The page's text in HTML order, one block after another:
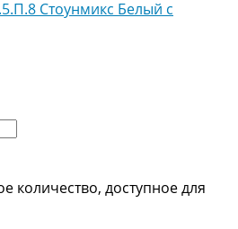
количество, доступное для